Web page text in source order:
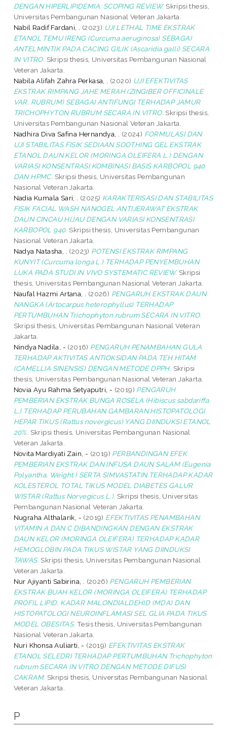
DENGAN HIPERLIPIDEMIA: SCOPING REVIEW. Skripsi thesis,
Universitas Pembangunan Nasional Veteran Jakarta.
Nabil Radif Fardani, .
(2023) UJI LETHAL TIME EKSTRAK
ETANOL TEMU IRENG (Curcuma aeruginosa) SEBAGAI
ANTELMINTIK PADA CACING GILIK (Ascaridia galli) SECARA
IN VITRO. Skripsi thesis, Universitas Pembangunan Nasional
Veteran Jakarta.
Nabila Alifah Zahra Perkasa, .
(2020) UJI EFEKTIVITAS
EKSTRAK RIMPANG JAHE MERAH (ZINGIBER OFFICINALE
VAR. RUBRUM) SEBAGAI ANTIFUNGI TERHADAP JAMUR
TRICHOPHYTON RUBRUM SECARA IN VITRO. Skripsi thesis,
Universitas Pembangunan Nasional Veteran Jakarta.
Nadhira Diva Safina Hernandya, .
(2024) FORMULASI DAN
UJI STABILITAS FISIK SEDIAAN SOOTHING GEL EKSTRAK
ETANOL DAUN KELOR (MORINGA OLEIFERA L.) DENGAN
VARIASI KONSENTRASI KOMBINASI BASIS KARBOPOL 940
DAN HPMC. Skripsi thesis, Universitas Pembangunan
Nasional Veteran Jakarta.
Nadia Kumala Sari, .
(2025) KARAKTERISASI DAN STABILITAS
FISIK FACIAL WASH NANOGEL ANTIJERAWAT EKSTRAK
DAUN CINCAU HIJAU DENGAN VARIASI KONSENTRASI
KARBOPOL 940. Skripsi thesis, Universitas Pembangunan
Nasional Veteran Jakarta.
Nadya Natasha, .
(2023) POTENSI EKSTRAK RIMPANG
KUNYIT (Curcuma longa L.) TERHADAP PENYEMBUHAN
LUKA PADA STUDI IN VIVO SYSTEMATIC REVIEW. Skripsi
thesis, Universitas Pembangunan Nasional Veteran Jakarta.
Naufal Hazmi Artana, .
(2026) PENGARUH EKSTRAK DAUN
NANGKA (Artocarpus heterophyllus) TERHADAP
PERTUMBUHAN Trichophyton rubrum SECARA IN VITRO.
Skripsi thesis, Universitas Pembangunan Nasional Veteran
Jakarta.
Nindya Nadila, - (2016) PENGARUH PENAMBAHAN GULA
TERHADAP AKTIVITAS ANTIOKSIDAN PADA TEH HITAM
(CAMELLIA SINENSIS) DENGAN METODE DPPH. Skripsi
thesis, Universitas Pembangunan Nasional Veteran Jakarta.
Novia Ayu Rahma Setyaputri, - (2019) PENGARUH
PEMBERIAN EKSTRAK BUNGA ROSELA (Hibiscus sabdariffa
L.) TERHADAP PERUBAHAN GAMBARAN HISTOPATOLOGI
HEPAR TIKUS (Rattus novergicus) YANG DIINDUKSI ETANOL
20%. Skripsi thesis, Universitas Pembangunan Nasional
Veteran Jakarta.
Novita Mardiyati Zain, - (2019) PERBANDINGAN EFEK
PEMBERIAN EKSTRAK DAN INFUSA DAUN SALAM (Eugenia
Polyantha, Weight.) SERTA SIMVASTATIN TERHADAP KADAR
KOLESTEROL TOTAL TIKUS MODEL DIABETES GALUR
WISTAR (Rattus Norvegicus L.). Skripsi thesis, Universitas
Pembangunan Nasional Veteran Jakarta.
Nugraha Althalarik, - (2019) EFEKTIVITAS PENAMBAHAN
VITAMIN A DAN C DIBANDINGKAN DENGAN EKSTRAK
DAUN KELOR (MORINGA OLEIFERA) TERHADAP KADAR
HEMOGLOBIN PADA TIKUS WISTAR YANG DIINDUKSI
TAWAS. Skripsi thesis, Universitas Pembangunan Nasional
Veteran Jakarta.
Nur Ajiyanti Sabirina, .
(2026) PENGARUH PEMBERIAN
EKSTRAK BUAH KELOR (MORINGA OLEIFERA) TERHADAP
PROFIL LIPID, KADAR MALONDIALDEHID (MDA) DAN
HISTOPATOLOGI NEUROINFLAMASI SEL GLIA PADA TIKUS
MODEL OBESITAS. Tesis thesis, Universitas Pembangunan
Nasional Veteran Jakarta.
Nuri Khonsa Auliarti, - (2019) EFEKTIVITAS EKSTRAK
ETANOL SELEDRI TERHADAP PERTUMBUHAN Trichophyton
rubrum SECARA IN VITRO DENGAN METODE DIFUSI
CAKRAM. Skripsi thesis, Universitas Pembangunan Nasional
Veteran Jakarta.
P